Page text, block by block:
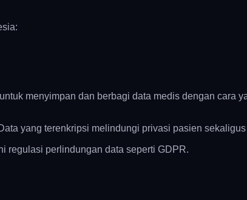
menyimpan dan berbagi data medis dengan cara
yang terenkripsi melindungi privasi pasien
regulasi perlindungan data seperti GDPR.